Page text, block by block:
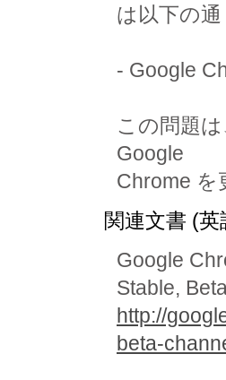
は以下の
- Google
この問題
Google
Chrome を
関連文書 (英
Google
Stable,
http://
beta-